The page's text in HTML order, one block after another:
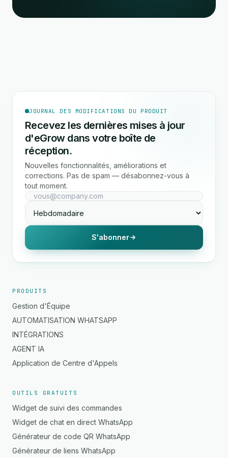
JOURNAL DES MODIFICATIONS DU PRODUIT
Recevez les dernières mises à jour
d'eGrow dans votre boîte de
réception.
Nouvelles fonctionnalités, améliorations et
corrections. Pas de spam — désabonnez-vous à
tout moment.
S'abonner
PRODUITS
Gestion d'Équipe
AUTOMATISATION WHATSAPP
INTÉGRATIONS
AGENT IA
Application de Centre d'Appels
OUTILS GRATUITS
Widget de suivi des commandes
Widget de chat en direct WhatsApp
Générateur de code QR WhatsApp
Générateur de liens WhatsApp